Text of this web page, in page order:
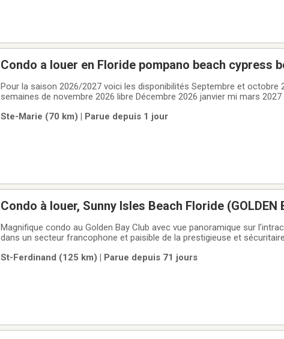
Condo a louer en Floride pompano beach cypress
Pour la saison 2026/2027 voici les disponibilités Septembre et octobre
semaines de novembre 2026 libre Décembre 2026 janvier mi mars
de 9 étages tout équipé avec tout
Ste-Marie (70 km) | Parue depuis 1 jour
Condo à louer, Sunny Isles Beach Floride (GOLDEN
Magnifique condo au Golden Bay Club avec vue panoramique sur
dans un secteur francophone et paisible de la prestigieuse et
tous les services. Situé au 6e
St-Ferdinand (125 km) | Parue depuis 71 jours